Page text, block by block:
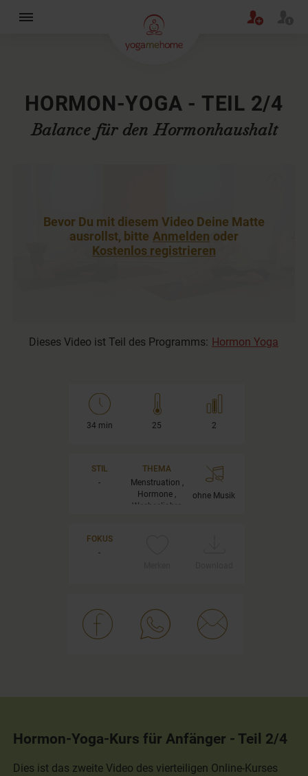
HORMON-YOGA - TEIL 2/4
Balance für den Hormonhaushalt
Bevor Du mit diesem Video Deine Matte
ausrollst, bitte Anmelden oder
Kostenlos registrieren
Dieses Video ist Teil des Programms: Hormon Yoga
34 min 25 2
STIL
-
THEMA
Menstruation ,
Hormone ,
Wechseljahre
ohne Musik
FOKUS
-
Hormon-Yoga-Kurs für Anfänger - Teil 2/4
Dies ist das zweite Video des vierteiligen Online-Kurses